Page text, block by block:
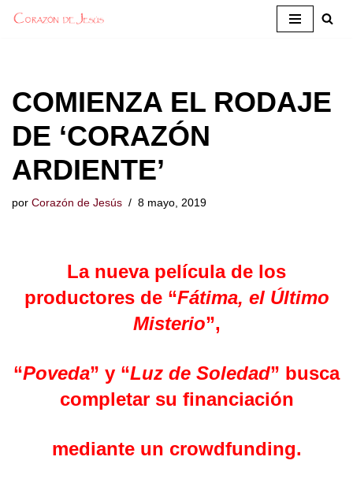
COMIENZA EL RODAJE
DE ‘CORAZÓN
ARDIENTE’
por Corazón de Jesús 8 mayo, 2019
La nueva película de los
productores de “Fátima, el Último
Misterio”,
“Poveda” y “Luz de Soledad” busca
completar su financiación
mediante un crowdfunding.